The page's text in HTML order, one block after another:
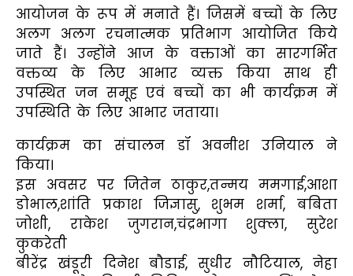
आयोजन के रूप में मनाते हैं। जिसमें बच्चों के लिए
अलग अलग रचनात्मक प्रतिभाग आयोजित किये
जाते हैं। उन्होंने आज के वक्ताओं का सारगर्भित
वक्तव्य के लिए आभार व्यक्त किया साथ ही
उपस्थित जन समूह एवं बच्चों का भी कार्यक्रम में
उपस्थिति के लिए आभार जताया।
कार्यक्रम का संचालन डॉ अवनीश उनियाल ने
किया।
इस अवसर पर जितेन ठाकुर,तन्मय ममगाई,आशा
डोभाल,शांति प्रकाश जिज्ञासु, शुभम शर्मा, बबिता
जोशी, राकेश जुगरान,चंद्रभागा शुक्ला, सुरेश
कुकरेती
बीरेंद्र खंडूरी दिनेश बौडाई, सुधीर नौटियाल, नेहा